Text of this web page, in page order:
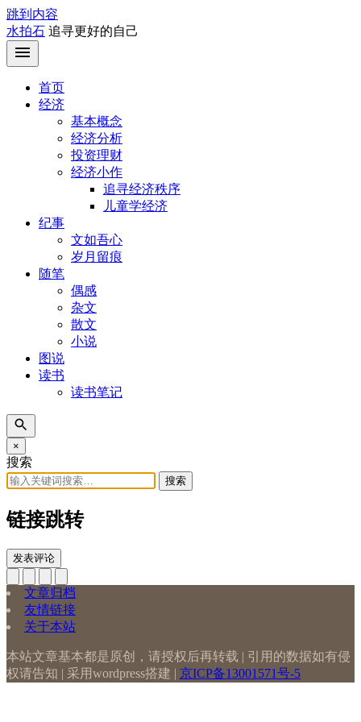
跳到内容
水拍石 追寻更好的自己
首页
经济
基本概念
经济分析
投资理财
经济小作
追寻经济秩序
儿童学经济
纪事
文如吾心
岁月留痕
随笔
偶感
杂文
散文
小说
图说
读书
读书笔记
×
搜索
搜索
链接跳转
发表评论
文章归档
友情链接
关于本站
本站文章基本都是原创，请授权后再转载 | 引用的数据如有侵
权请告知 | 采用wordpress搭建 | 京ICP备13001571号-5